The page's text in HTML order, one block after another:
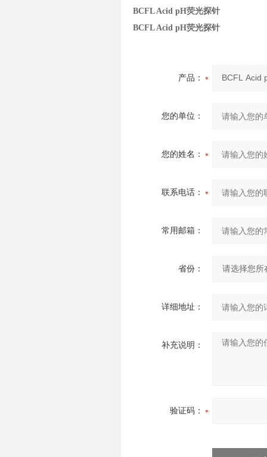
BCFL Acid pH荧光探针
BCFL Acid pH荧光探针
产品：
您的单位：
您的姓名：
联系电话：
常用邮箱：
省份：
详细地址：
补充说明：
验证码：